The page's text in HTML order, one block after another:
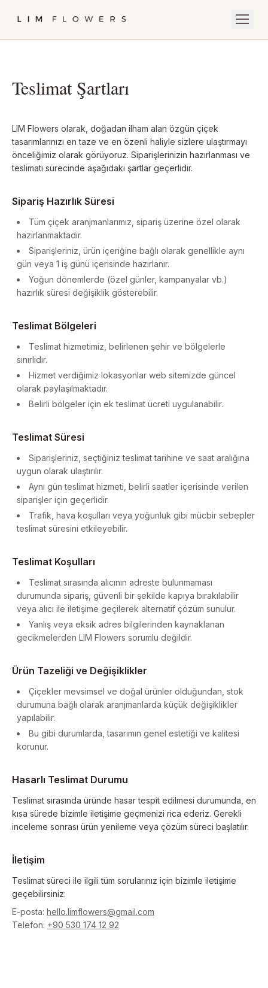
ABONELIK
GELIN BUKETI
HEDIYE GÖNDER
HAKKIMIZDA
BLOG
İLETIŞIM
GIRIŞ YAP
Teslimat Şartları
LIM Flowers olarak, doğadan ilham alan özgün çiçek
tasarımlarınızı en taze ve en özenli haliyle sizlere ulaştırmayı
önceliğimiz olarak görüyoruz. Siparişlerinizin hazırlanması ve
teslimatı sürecinde aşağıdaki şartlar geçerlidir.
Sipariş Hazırlık Süresi
Tüm çiçek aranjmanlarımız, sipariş üzerine özel olarak
hazırlanmaktadır.
Siparişleriniz, ürün içeriğine bağlı olarak genellikle aynı
gün veya 1 iş günü içerisinde hazırlanır.
Yoğun dönemlerde (özel günler, kampanyalar vb.)
hazırlık süresi değişiklik gösterebilir.
Teslimat Bölgeleri
Teslimat hizmetimiz, belirlenen şehir ve bölgelerle
sınırlıdır.
Hizmet verdiğimiz lokasyonlar web sitemizde güncel
olarak paylaşılmaktadır.
Belirli bölgeler için ek teslimat ücreti uygulanabilir.
Teslimat Süresi
Siparişleriniz, seçtiğiniz teslimat tarihine ve saat aralığına
uygun olarak ulaştırılır.
Aynı gün teslimat hizmeti, belirli saatler içerisinde verilen
siparişler için geçerlidir.
Trafik, hava koşulları veya yoğunluk gibi mücbir sebepler
teslimat süresini etkileyebilir.
Teslimat Koşulları
Teslimat sırasında alıcının adreste bulunmaması
durumunda sipariş, güvenli bir şekilde kapıya bırakılabilir
veya alıcı ile iletişime geçilerek alternatif çözüm sunulur.
Yanlış veya eksik adres bilgilerinden kaynaklanan
gecikmelerden LIM Flowers sorumlu değildir.
Ürün Tazeliği ve Değişiklikler
Çiçekler mevsimsel ve doğal ürünler olduğundan, stok
durumuna bağlı olarak aranjmanlarda küçük değişiklikler
yapılabilir.
Bu gibi durumlarda, tasarımın genel estetiği ve kalitesi
korunur.
Hasarlı Teslimat Durumu
Teslimat sırasında üründe hasar tespit edilmesi durumunda, en
kısa sürede bizimle iletişime geçmenizi rica ederiz. Gerekli
inceleme sonrası ürün yenileme veya çözüm süreci başlatılır.
İletişim
Teslimat süreci ile ilgili tüm sorularınız için bizimle iletişime
geçebilirsiniz:
E-posta: hello.limflowers@gmail.com
Telefon: +90 530 174 12 92